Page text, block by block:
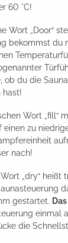
60 °C!
Wort „Door“
bekommst du
ob du die
hast!
Wort „fill“
einen zu
nach!
„dry“ heißt
gestartet.
einmal
die